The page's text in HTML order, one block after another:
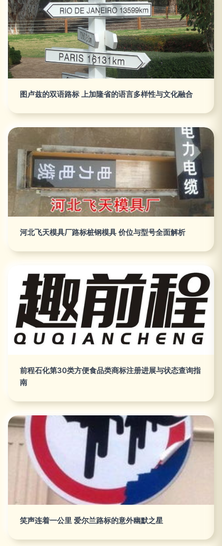
图卢兹的双语路标 上加隆省的语言多样性与文化融合
河北飞天模具厂路标桩钢模具 价位与型号全面解析
前程石化第30类方便食品类商标注册进展与状态查询指
南
笑声连着一公里 爱尔兰路标的意外幽默之星